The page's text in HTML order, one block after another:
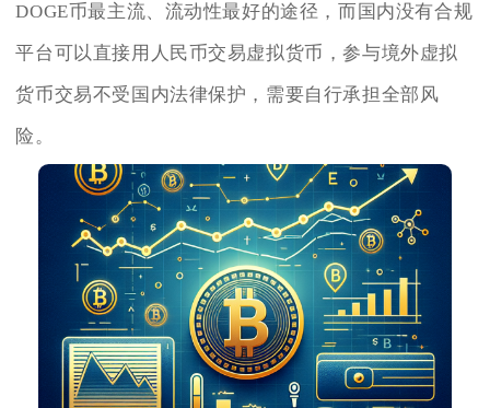
DOGE币最主流、流动性最好的途径，而国内没有合规
平台可以直接用人民币交易虚拟货币，参与境外虚拟
货币交易不受国内法律保护，需要自行承担全部风
险。